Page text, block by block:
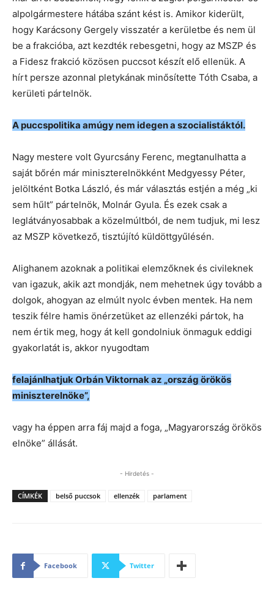
alpolgármestere hátába szánt kést is. Amikor kiderült,
hogy Karácsony Gergely visszatér a kerületbe és nem ül
be a frakcióba, azt kezdték rebesgetni, hogy az MSZP és
a Fidesz frakció közösen puccsot készít elő ellenük. A
hírt persze azonnal pletykának minősítette Tóth Csaba, a
kerületi pártelnök.
A puccspolitika amúgy nem idegen a szocialistáktól.
Nagy mestere volt Gyurcsány Ferenc, megtanulhatta a
saját bőrén már miniszterelnökként Medgyessy Péter,
jelöltként Botka László, és már választás estjén a még „ki
sem hűlt” pártelnök, Molnár Gyula. És ezek csak a
leglátványosabbak a közelmúltból, de nem tudjuk, mi lesz
az MSZP következő, tisztújító küldöttgyűlésén.
Alighanem azoknak a politikai elemzőknek és civileknek
van igazuk, akik azt mondják, nem mehetnek úgy tovább a
dolgok, ahogyan az elmúlt nyolc évben mentek. Ha nem
teszik félre hamis önérzetüket az ellenzéki pártok, ha
nem értik meg, hogy át kell gondolniuk önmaguk eddigi
gyakorlatát is, akkor nyugodtam
felajánlhatjuk Orbán Viktornak az „ország örökös
miniszterelnöke”,
vagy ha éppen arra fáj majd a foga, „Magyarország örökös
elnöke” állását.
- Hirdetés -
CÍMKÉK belső puccsok ellenzék parlament
Facebook Twitter